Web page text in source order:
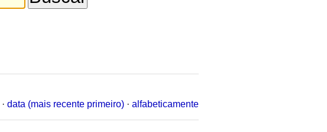
· data (mais recente primeiro) · alfabeticamente